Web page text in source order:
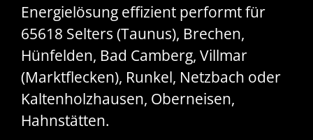
Energielösung effizient performt für
65618 Selters (Taunus), Brechen,
Hünfelden, Bad Camberg, Villmar
(Marktflecken), Runkel, Netzbach oder
Kaltenholzhausen, Oberneisen,
Hahnstätten.